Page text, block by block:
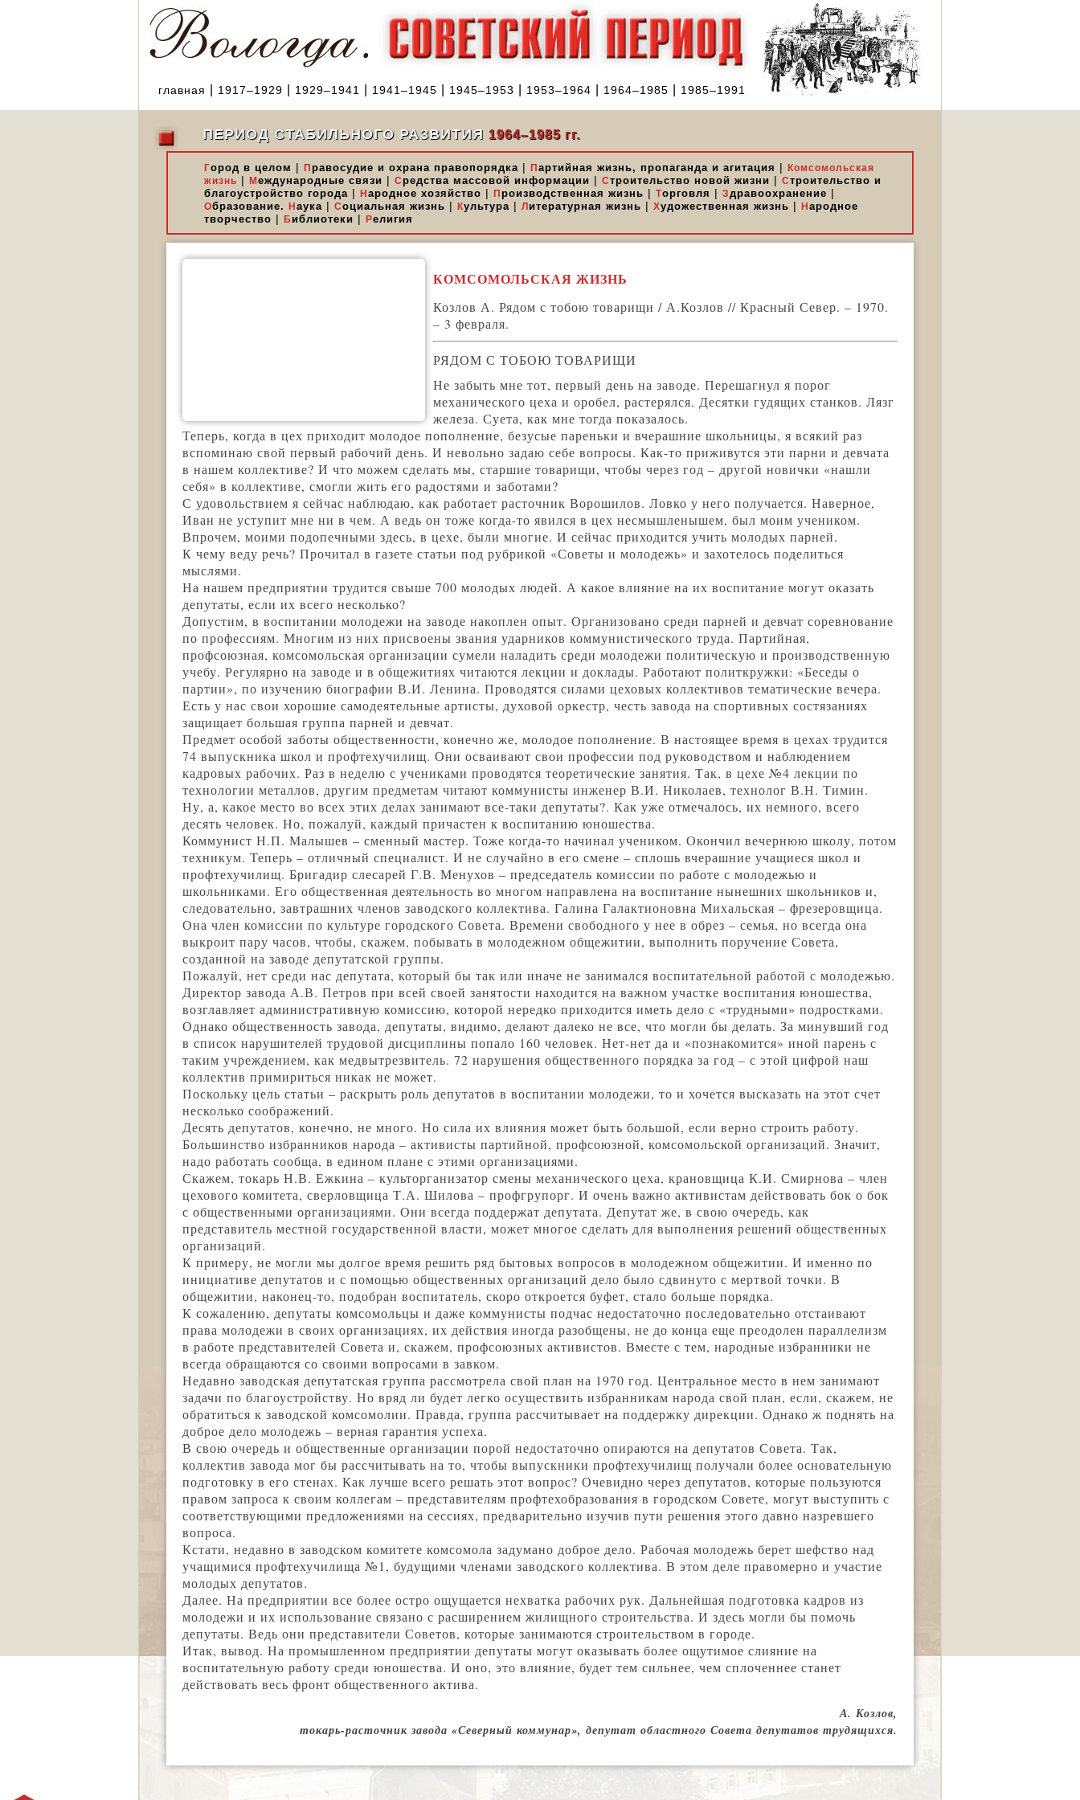
главная 1917–1929 1929–1941 1941–1945 1945–1953 1953–1964 1964–1985 1985–1991
ПЕРИОД СТАБИЛЬНОГО РАЗВИТИЯ 1964–1985 гг.
Город в целом | Правосудие и охрана правопорядка | Партийная жизнь, пропаганда и агитация | Комсомольская
жизнь | Международные связи | Средства массовой информации | Строительство новой жизни | Строительство и
благоустройство города | Народное хозяйство | Производственная жизнь | Торговля | Здравоохранение |
Образование. Наука | Социальная жизнь | Культура | Литературная жизнь | Художественная жизнь | Народное
творчество | Библиотеки | Религия
КОМСОМОЛЬСКАЯ ЖИЗНЬ
Козлов А. Рядом с тобою товарищи / А.Козлов // Красный Север. – 1970.
– 3 февраля.
РЯДОМ С ТОБОЮ ТОВАРИЩИ
Не забыть мне тот, первый день на заводе. Перешагнул я порог
механического цеха и оробел, растерялся. Десятки гудящих станков. Лязг
железа. Суета, как мне тогда показалось.
Теперь, когда в цех приходит молодое пополнение, безусые пареньки и вчерашние школьницы, я всякий раз
вспоминаю свой первый рабочий день. И невольно задаю себе вопросы. Как-то приживутся эти парни и девчата
в нашем коллективе? И что можем сделать мы, старшие товарищи, чтобы через год – другой новички «нашли
себя» в коллективе, смогли жить его радостями и заботами?
С удовольствием я сейчас наблюдаю, как работает расточник Ворошилов. Ловко у него получается. Наверное,
Иван не уступит мне ни в чем. А ведь он тоже когда-то явился в цех несмышленышем, был моим учеником.
Впрочем, моими подопечными здесь, в цехе, были многие. И сейчас приходится учить молодых парней.
К чему веду речь? Прочитал в газете статьи под рубрикой «Советы и молодежь» и захотелось поделиться
мыслями.
На нашем предприятии трудится свыше 700 молодых людей. А какое влияние на их воспитание могут оказать
депутаты, если их всего несколько?
Допустим, в воспитании молодежи на заводе накоплен опыт. Организовано среди парней и девчат соревнование
по профессиям. Многим из них присвоены звания ударников коммунистического труда. Партийная,
профсоюзная, комсомольская организации сумели наладить среди молодежи политическую и производственную
учебу. Регулярно на заводе и в общежитиях читаются лекции и доклады. Работают политкружки: «Беседы о
партии», по изучению биографии В.И. Ленина. Проводятся силами цеховых коллективов тематические вечера.
Есть у нас свои хорошие самодеятельные артисты, духовой оркестр, честь завода на спортивных состязаниях
защищает большая группа парней и девчат.
Предмет особой заботы общественности, конечно же, молодое пополнение. В настоящее время в цехах трудится
74 выпускника школ и профтехучилищ. Они осваивают свои профессии под руководством и наблюдением
кадровых рабочих. Раз в неделю с учениками проводятся теоретические занятия. Так, в цехе №4 лекции по
технологии металлов, другим предметам читают коммунисты инженер В.И. Николаев, технолог В.Н. Тимин.
Ну, а, какое место во всех этих делах занимают все-таки депутаты?. Как уже отмечалось, их немного, всего
десять человек. Но, пожалуй, каждый причастен к воспитанию юношества.
Коммунист Н.П. Малышев – сменный мастер. Тоже когда-то начинал учеником. Окончил вечернюю школу, потом
техникум. Теперь – отличный специалист. И не случайно в его смене – сплошь вчерашние учащиеся школ и
профтехучилищ. Бригадир слесарей Г.В. Менухов – председатель комиссии по работе с молодежью и
школьниками. Его общественная деятельность во многом направлена на воспитание нынешних школьников и,
следовательно, завтрашних членов заводского коллектива. Галина Галактионовна Михальская – фрезеровщица.
Она член комиссии по культуре городского Совета. Времени свободного у нее в обрез – семья, но всегда она
выкроит пару часов, чтобы, скажем, побывать в молодежном общежитии, выполнить поручение Совета,
созданной на заводе депутатской группы.
Пожалуй, нет среди нас депутата, который бы так или иначе не занимался воспитательной работой с молодежью.
Директор завода А.В. Петров при всей своей занятости находится на важном участке воспитания юношества,
возглавляет административную комиссию, которой нередко приходится иметь дело с «трудными» подростками.
Однако общественность завода, депутаты, видимо, делают далеко не все, что могли бы делать. За минувший год
в список нарушителей трудовой дисциплины попало 160 человек. Нет-нет да и «познакомится» иной парень с
таким учреждением, как медвытрезвитель. 72 нарушения общественного порядка за год – с этой цифрой наш
коллектив примириться никак не может.
Поскольку цель статьи – раскрыть роль депутатов в воспитании молодежи, то и хочется высказать на этот счет
несколько соображений.
Десять депутатов, конечно, не много. Но сила их влияния может быть большой, если верно строить работу.
Большинство избранников народа – активисты партийной, профсоюзной, комсомольской организаций. Значит,
надо работать сообща, в едином плане с этими организациями.
Скажем, токарь Н.В. Ежкина – культорганизатор смены механического цеха, крановщица К.И. Смирнова – член
цехового комитета, сверловщица Т.А. Шилова – профгрупорг. И очень важно активистам действовать бок о бок
с общественными организациями. Они всегда поддержат депутата. Депутат же, в свою очередь, как
представитель местной государственной власти, может многое сделать для выполнения решений общественных
организаций.
К примеру, не могли мы долгое время решить ряд бытовых вопросов в молодежном общежитии. И именно по
инициативе депутатов и с помощью общественных организаций дело было сдвинуто с мертвой точки. В
общежитии, наконец-то, подобран воспитатель, скоро откроется буфет, стало больше порядка.
К сожалению, депутаты комсомольцы и даже коммунисты подчас недостаточно последовательно отстаивают
права молодежи в своих организациях, их действия иногда разобщены, не до конца еще преодолен параллелизм
в работе представителей Совета и, скажем, профсоюзных активистов. Вместе с тем, народные избранники не
всегда обращаются со своими вопросами в завком.
Недавно заводская депутатская группа рассмотрела свой план на 1970 год. Центральное место в нем занимают
задачи по благоустройству. Но вряд ли будет легко осуществить избранникам народа свой план, если, скажем, не
обратиться к заводской комсомолии. Правда, группа рассчитывает на поддержку дирекции. Однако ж поднять на
доброе дело молодежь – верная гарантия успеха.
В свою очередь и общественные организации порой недостаточно опираются на депутатов Совета. Так,
коллектив завода мог бы рассчитывать на то, чтобы выпускники профтехучилищ получали более основательную
подготовку в его стенах. Как лучше всего решать этот вопрос? Очевидно через депутатов, которые пользуются
правом запроса к своим коллегам – представителям профтехобразования в городском Совете, могут выступить с
соответствующими предложениями на сессиях, предварительно изучив пути решения этого давно назревшего
вопроса.
Кстати, недавно в заводском комитете комсомола задумано доброе дело. Рабочая молодежь берет шефство над
учащимися профтехучилища №1, будущими членами заводского коллектива. В этом деле правомерно и участие
молодых депутатов.
Далее. На предприятии все более остро ощущается нехватка рабочих рук. Дальнейшая подготовка кадров из
молодежи и их использование связано с расширением жилищного строительства. И здесь могли бы помочь
депутаты. Ведь они представители Советов, которые занимаются строительством в городе.
Итак, вывод. На промышленном предприятии депутаты могут оказывать более ощутимое слияние на
воспитательную работу среди юношества. И оно, это влияние, будет тем сильнее, чем сплоченнее станет
действовать весь фронт общественного актива.
А. Козлов,
токарь-расточник завода «Северный коммунар», депутат областного Совета депутатов трудящихся.